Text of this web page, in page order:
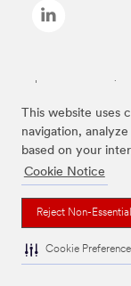
This website uses
navigation,
based on your
Cookie Notice
Reject Non-
Cookie
Las marcas